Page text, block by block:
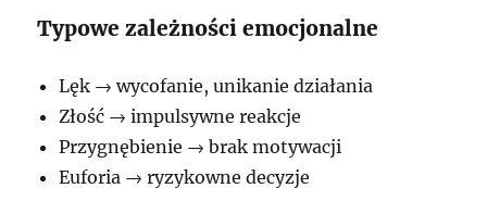
Typowe zależności emocjonalne
Lęk → wycofanie, unikanie działania
Złość → impulsywne reakcje
Przygnębienie → brak motywacji
Euforia → ryzykowne decyzje